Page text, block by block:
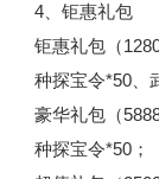
4、钜惠礼包
钜惠礼包（
种探宝令*50、
豪华礼包（
种探宝令*50；